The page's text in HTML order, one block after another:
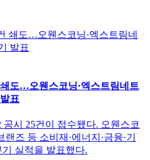
도…오웬스코닝·엑스트림네트
표
공시 25건이 접수됐다. 오웬스코
즈 등 소비재·에너지·금융·기
실적을 발표했다.